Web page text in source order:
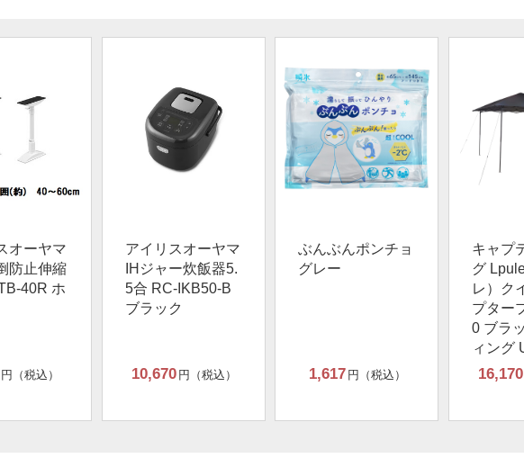
オーヤマ
防止伸縮
40R ホ
円（税込）
アイリスオーヤマ
IHジャー炊飯器5.
5合 RC-IKB50-B
ブラック
10,670 円（税込）
ぶんぶんポンチョ
グレー
1,617 円（税込）
キャプ
グ
レ）ク
プター
0 ブラ
ィング
16,170